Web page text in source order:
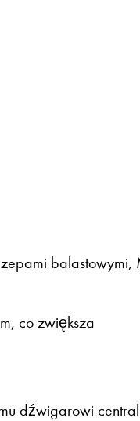
balastowymi,
co zwiększa
dźwigarowi